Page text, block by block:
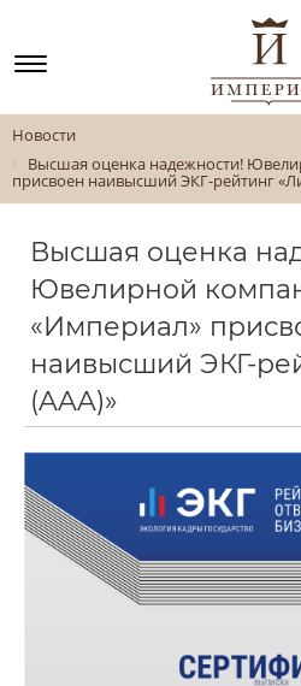
Новости
Высшая оценка надежности!
присвоен наивысший ЭКГ-рейтинг
Высшая оценка
Ювелирной
«Империал»
наивысший ЭКГ-
(AAA)»